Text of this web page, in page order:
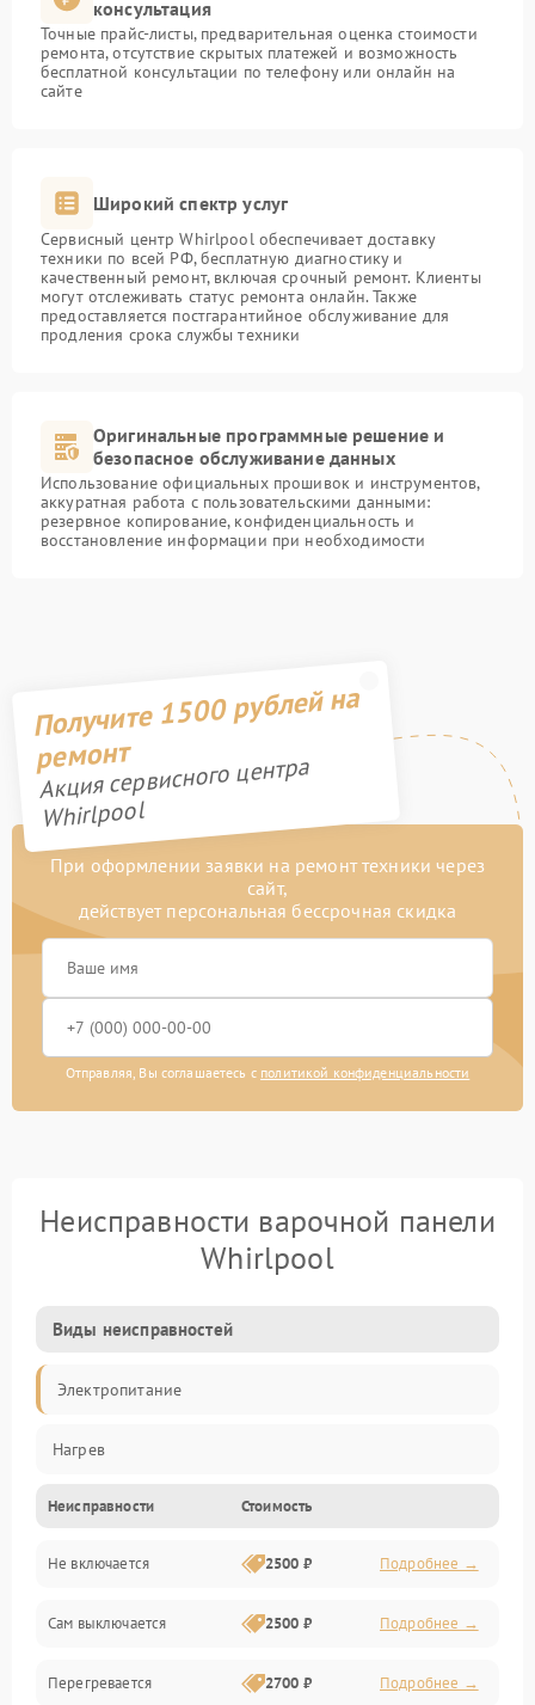
консультация
Точные прайс-листы, предварительная оценка стоимости
ремонта, отсутствие скрытых платежей и возможность
бесплатной консультации по телефону или онлайн на
сайте
Широкий спектр услуг
Сервисный центр Whirlpool обеспечивает доставку
техники по всей РФ, бесплатную диагностику и
качественный ремонт, включая срочный ремонт. Клиенты
могут отслеживать статус ремонта онлайн. Также
предоставляется постгарантийное обслуживание для
продления срока службы техники
Оригинальные программные решение и
безопасное обслуживание данных
Использование официальных прошивок и инструментов,
аккуратная работа с пользовательскими данными:
резервное копирование, конфиденциальность и
восстановление информации при необходимости
Получите 1500 рублей на
ремонт
Акция сервисного центра
Whirlpool
При оформлении заявки на ремонт техники через
сайт,
действует персональная бессрочная скидка
Отправляя, Вы соглашаетесь с политикой конфиденциальности
Неисправности варочной панели
Whirlpool
Виды неисправностей
Электропитание
Нагрев
Неисправности Стоимость
Не включается 2500 ₽ Подробнее →
Сам выключается 2500 ₽ Подробнее →
Перегревается 2700 ₽ Подробнее →